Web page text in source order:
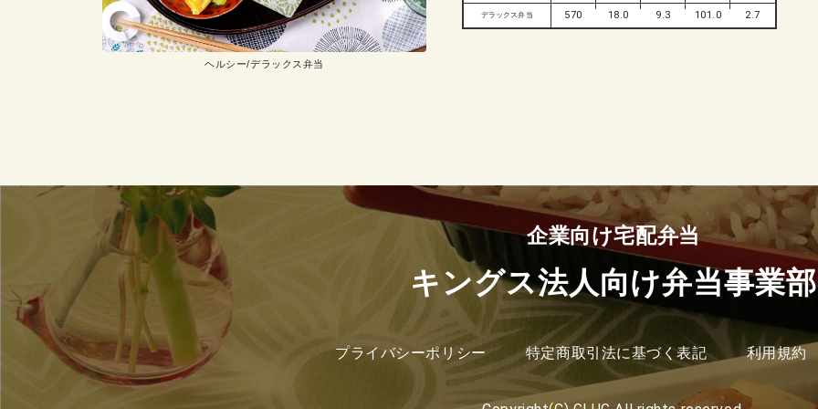
ヘルシー/デラックス弁当
デラックス弁当 570 18.0 9.3 101.0 2.7
企業向け宅配弁当
キングス法人向け弁当事業部
プライバシーポリシー 特定商取引法に基づく表記 利用規約